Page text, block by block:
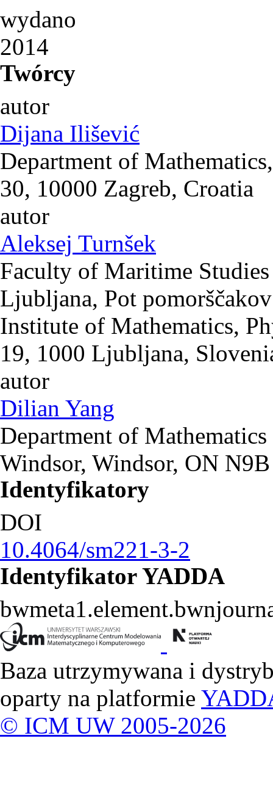
wydano
2014
Twórcy
autor
Dijana Ilišević
Department of
30, 10000 Zagreb, Croatia
autor
Aleksej Turnšek
Faculty of Maritime
Ljubljana, Pot
Institute of Mathematics,
19, 1000 Ljubljana,
autor
Dilian Yang
Department of
Windsor, Windsor, ON N9B
Identyfikatory
DOI
10.4064/sm221-3-2
Identyfikator YADDA
Baza utrzymywana i
oparty na platformie
© ICM UW 2005-2026